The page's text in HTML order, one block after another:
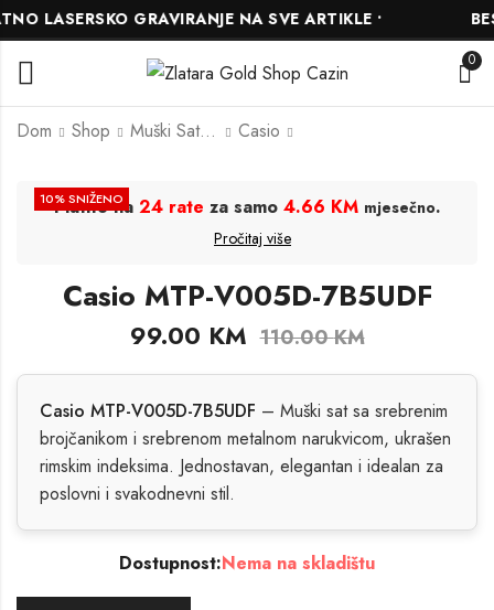
LASERSKO GRAVIRANJE NA SVE ARTIKLE •
0
Dom Shop Muški Satovi Casio
Casio MTP-VT01L-
7B1UDF
Casio LTP-VT01D-
4BUDF
140.00KM
10% SNIŽENO
Platite na 24 rate za samo 4.66 KM mjesečno.
Pročitaj više
Casio MTP-V005D-7B5UDF
99.00 KM 110.00KM
Casio MTP-V005D-7B5UDF – Muški sat sa srebrenim
brojčanikom i srebrenom metalnom narukvicom, ukrašen
rimskim indeksima. Jednostavan, elegantan i idealan za
poslovni i svakodnevni stil.
Dostupnost:Nema na skladištu